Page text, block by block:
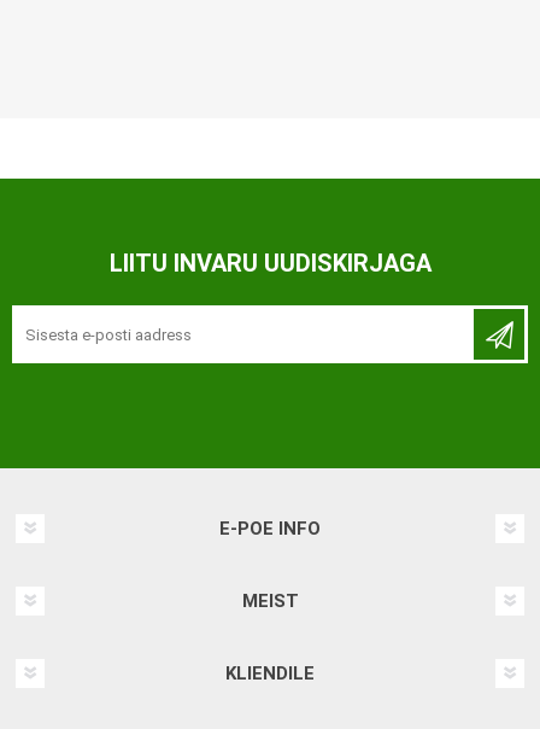
LIITU INVARU UUDISKIRJAGA
E-POE INFO
MEIST
KLIENDILE